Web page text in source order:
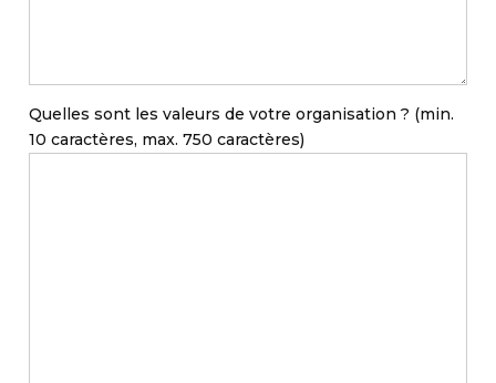
Quelles sont les valeurs de votre organisation ? (min.
10 caractères, max. 750 caractères)